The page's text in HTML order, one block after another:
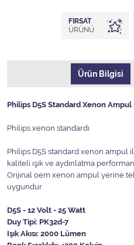
FIRSAT
ÜRÜNÜ
Ürün Bilgisi
Philips D5S Standard Xenon Ampul
Philips xenon standardı
Philips D5S standard xenon ampul
kaliteli ışık ve aydınlatma
Orijinal oem xenon ampul yerine
uygundur
D5S - 12 Volt - 25 Watt
Duy Tipi: PK32d-7
Işık Akısı: 2000 Lümen